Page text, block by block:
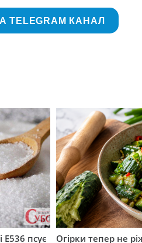
TELEGRAM КАНАЛ
Е536 псує
Огірки тепер не